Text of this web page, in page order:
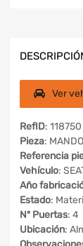
Ver
RefID: 118750
Pieza:
Referencia
Vehículo:
Año
Estado:
Nº Puertas: 4
Ubicación: